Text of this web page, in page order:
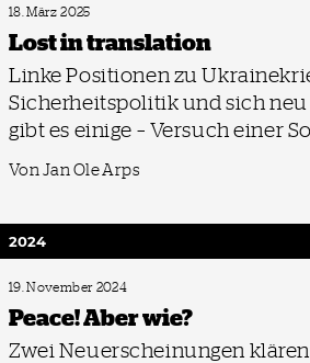
18. März 2025
Lost in translation
Linke Positionen zu
Sicherheitspolitik und sich
gibt es einige – Versuch einer
Von Jan Ole Arps
2024
19. November 2024
Peace! Aber wie?
Zwei Neuerscheinungen